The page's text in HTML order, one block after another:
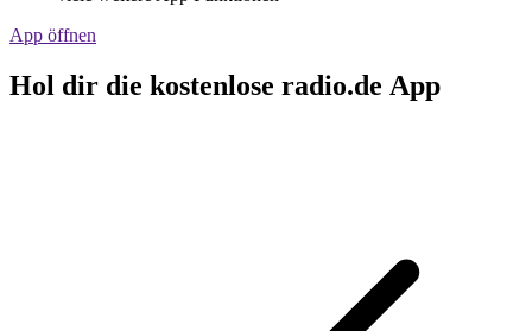
App öffnen
Hol dir die kostenlose radio.de App